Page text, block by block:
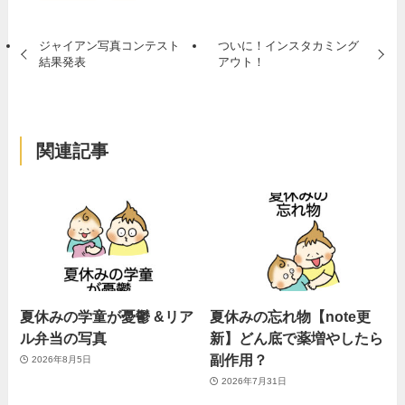
ジャイアン写真コンテスト
結果発表
ついに！インスタカミング
アウト！
関連記事
夏休みの学童が憂鬱 &リア
ル弁当の写真
2026年8月5日
夏休みの忘れ物【note更
新】どん底で薬増やしたら
副作用？
2026年7月31日